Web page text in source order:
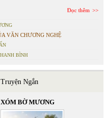
Đọc thêm
VĂN CHƯƠNG NGHỆ
BÌNH
Truyện Ngắn
XÓM BỜ MƯƠNG